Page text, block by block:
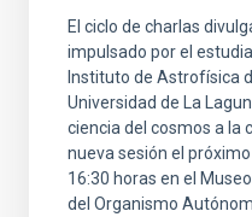
El ciclo de charlas
impulsado por el
Instituto de Astrofísica
Universidad de La
ciencia del cosmos a la
nueva sesión el
16:30 horas en el
del Organismo